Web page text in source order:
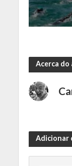
Acerca
Adicionar